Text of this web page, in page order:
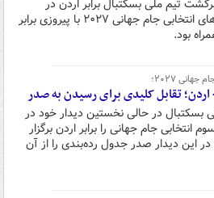
تیم ملی بسکتبال برابر اردن در
رقابت‌های انتخابی جام جهانی ۲۰۲۷ با پیروزی برابر
بود.
جهانی ۲۰۲۷؛
اردن؛ تقابل کلیدی برای رسیدن به صدر
بسکتبال در حالی نخستین دیدار خود در
انتخابی جام جهانی را برابر اردن برگزار
این دیدار صدر جدول رده‌بندی را از آن